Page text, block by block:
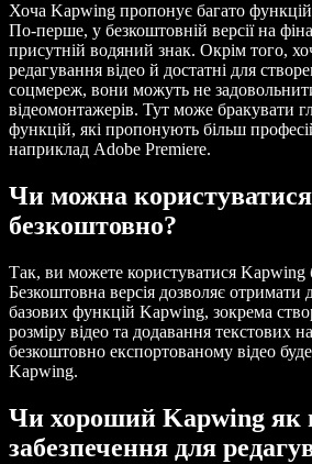
Хоча Kapwing пропонує багато
По-перше, у безкоштовній версії на
присутній водяний знак. Окрім того,
редагування відео й достатні для
соцмереж, вони можуть не
відеомонтажерів. Тут може бракувати
функцій, які пропонують більш
наприклад Adobe Premiere.
Чи можна
безкоштовно?
Так, ви можете користуватися Kapwing
Безкоштовна версія дозволяє отримати
базових функцій Kapwing, зокрема
розміру відео та додавання текстових
безкоштовно експортованому відео
Kapwing.
Чи хороший Kapwing як
забезпечення для